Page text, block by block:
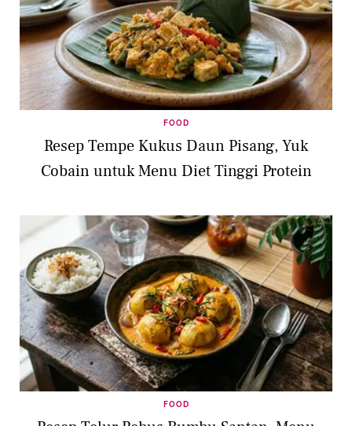
FOOD
Resep Tempe Kukus Daun Pisang, Yuk
Cobain untuk Menu Diet Tinggi Protein
FOOD